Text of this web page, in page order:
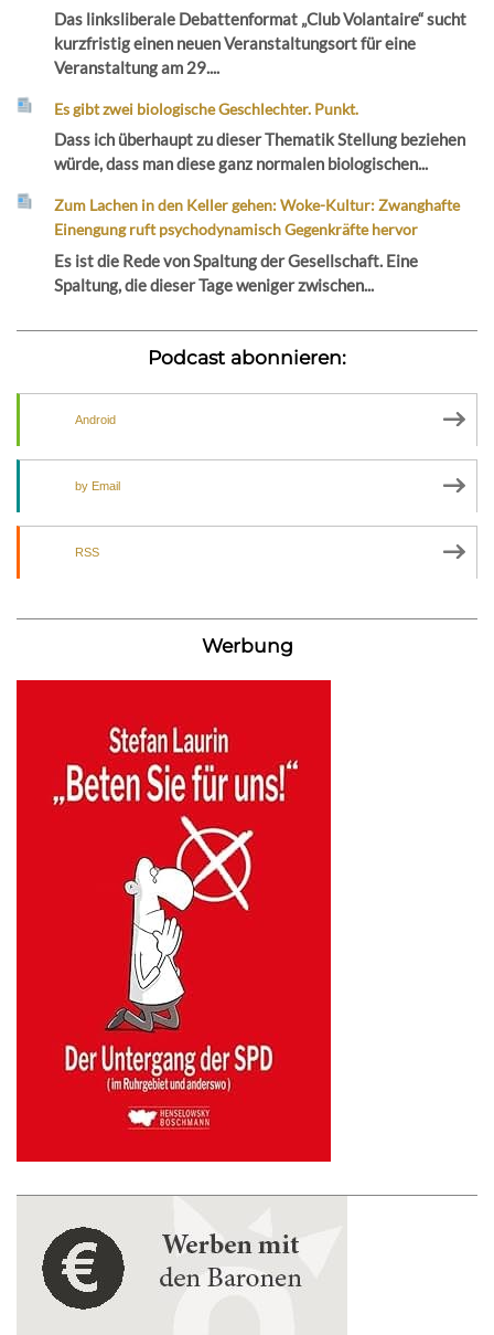
Das linksliberale Debattenformat „Club Volantaire“ sucht
kurzfristig einen neuen Veranstaltungsort für eine
Veranstaltung am 29....
Es gibt zwei biologische Geschlechter. Punkt.
Dass ich überhaupt zu dieser Thematik Stellung beziehen
würde, dass man diese ganz normalen biologischen...
Zum Lachen in den Keller gehen: Woke-Kultur: Zwanghafte
Einengung ruft psychodynamisch Gegenkräfte hervor
Es ist die Rede von Spaltung der Gesellschaft. Eine
Spaltung, die dieser Tage weniger zwischen...
Podcast abonnieren:
Android
by Email
RSS
Werbung